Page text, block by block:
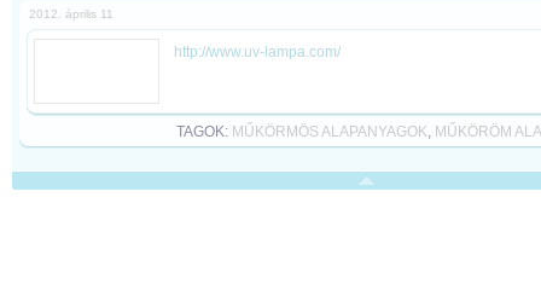
2012. április 11
http://www.uv-lampa.com/
TAGOK: MŰKÖRMÖS ALAPANYAGOK, MŰKÖRÖM